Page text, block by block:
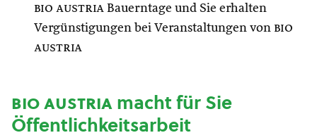
bio austria Bauerntage und Sie erhalten
Vergünstigungen bei Veranstaltungen von bio
austria
bio austriamacht für Sie
Öffentlichkeitsarbeit